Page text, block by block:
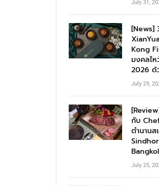
July 31,
[News]
Kong
มงคลไ
2026 ด้
July 29,
กับ
ตำนาน
July 25,